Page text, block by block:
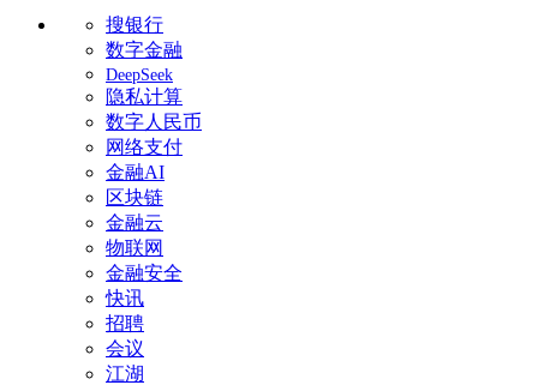
搜银行
数字金融
DeepSeek
隐私计算
数字人民币
网络支付
金融AI
区块链
金融云
物联网
金融安全
快讯
招聘
会议
江湖